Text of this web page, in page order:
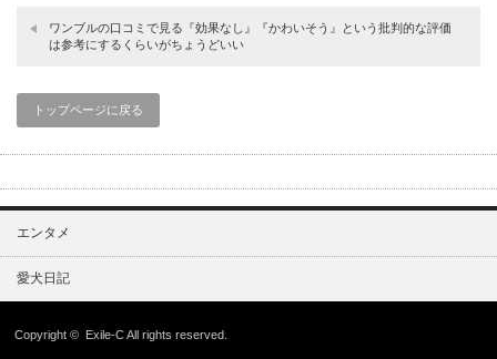
ワンブルの口コミで見る『効果なし』『かわいそう』という批判的な評価
は参考にするくらいがちょうどいい
トップページに戻る
エンタメ
愛犬日記
Copyright © Exile-CAll rights reserved.